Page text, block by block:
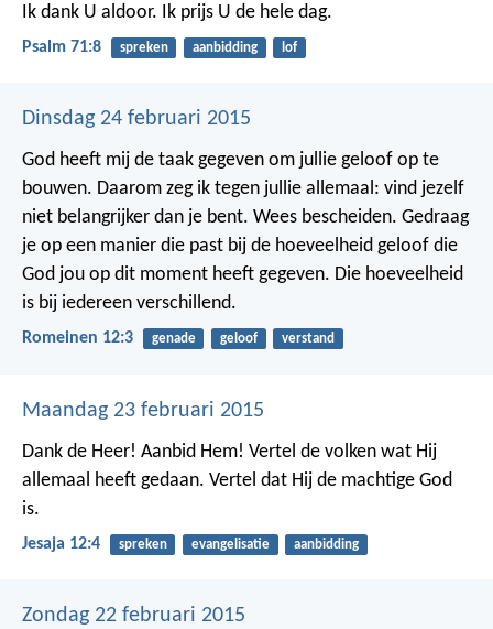
Ik dank U aldoor. Ik prijs U de hele dag.
Psalm 71:8 spreken aanbidding lof
Dinsdag 24 februari 2015
God heeft mij de taak gegeven om jullie geloof op te
bouwen. Daarom zeg ik tegen jullie allemaal: vind jezelf
niet belangrijker dan je bent. Wees bescheiden. Gedraag
je op een manier die past bij de hoeveelheid geloof die
God jou op dit moment heeft gegeven. Die hoeveelheid
is bij iedereen verschillend.
Romeinen 12:3 genade geloof verstand
Maandag 23 februari 2015
Dank de Heer! Aanbid Hem! Vertel de volken wat Hij
allemaal heeft gedaan. Vertel dat Hij de machtige God
is.
Jesaja 12:4 spreken evangelisatie aanbidding
Zondag 22 februari 2015